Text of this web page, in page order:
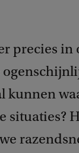
precies in
kunnen
situaties?